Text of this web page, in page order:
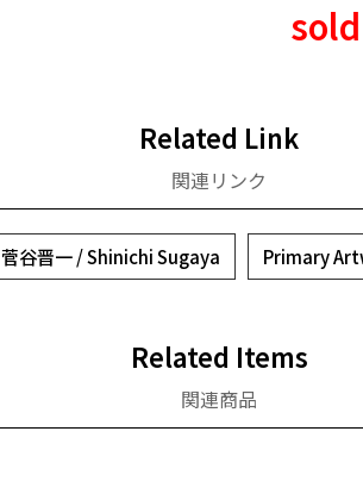
Related Link
関連リンク
菅谷晋一 / Shinichi Sugaya Primary
Related Items
関連商品